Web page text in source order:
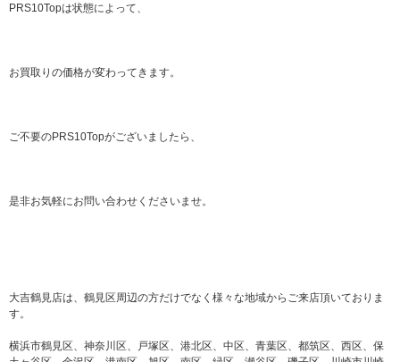
PRS10Topは状態によって、
お買取りの価格が変わってきます。
ご不要のPRS10Topがございましたら、
是非お気軽にお問い合わせくださいませ。
大吉鶴見店は、鶴見区周辺の方だけでなく様々な地域からご来店頂いておりま
す。
横浜市鶴見区、神奈川区、戸塚区、港北区、中区、青葉区、都筑区、西区、保